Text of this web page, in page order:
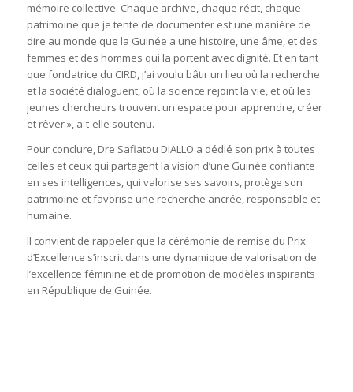
mémoire collective. Chaque archive, chaque récit, chaque
patrimoine que je tente de documenter est une manière de
dire au monde que la Guinée a une histoire, une âme, et des
femmes et des hommes qui la portent avec dignité. Et en tant
que fondatrice du CIRD, j’ai voulu bâtir un lieu où la recherche
et la société dialoguent, où la science rejoint la vie, et où les
jeunes chercheurs trouvent un espace pour apprendre, créer
et rêver », a-t-elle soutenu.
Pour conclure, Dre Safiatou DIALLO a dédié son prix à toutes
celles et ceux qui partagent la vision d’une Guinée confiante
en ses intelligences, qui valorise ses savoirs, protège son
patrimoine et favorise une recherche ancrée, responsable et
humaine.
Il convient de rappeler que la cérémonie de remise du Prix
d’Excellence s’inscrit dans une dynamique de valorisation de
l’excellence féminine et de promotion de modèles inspirants
en République de Guinée.